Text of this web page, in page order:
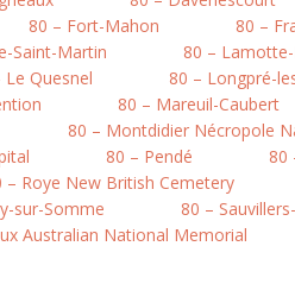
80 – Fort-Mahon 80 –
Saint-Martin 80 –
Le Quesnel 80 – Longpré-
80 – Mareuil-Caubert
80 – Montdidier Nécropole
80 – Pendé 80
– Roye New British Cemetery
sur-Somme 80 –
Australian National Memorial